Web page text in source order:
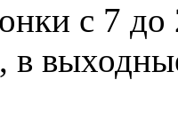
с 7 до
в